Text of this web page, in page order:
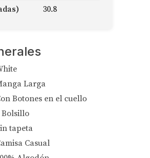
30.8
Larga
Botones en el cuello
Bolsillo
tapeta
Casual